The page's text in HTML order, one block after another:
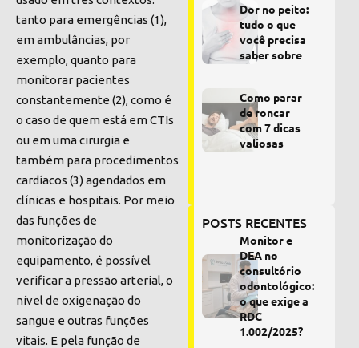
tanto para emergências (1),
em ambulâncias, por
exemplo, quanto para
monitorar pacientes
constantemente (2), como é
o caso de quem está em CTIs
ou em uma cirurgia e
também para procedimentos
cardíacos (3) agendados em
clínicas e hospitais. Por meio
das funções de
monitorização do
equipamento, é possível
verificar a pressão arterial, o
nível de oxigenação do
sangue e outras funções
vitais. E pela função de
Dor no peito:
tudo o que
você precisa
saber sobre
Como parar
de roncar
com 7 dicas
valiosas
POSTS RECENTES
Monitor e
DEA no
consultório
odontológico:
o que exige a
RDC
1.002/2025?